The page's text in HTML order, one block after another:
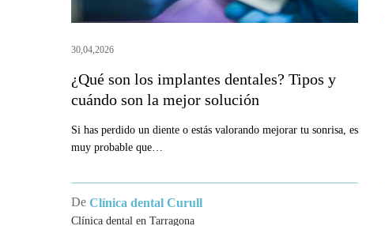
solución
30,04,2026
¿Qué son los implantes dentales? Tipos y
cuándo son la mejor solución
Si has perdido un diente o estás valorando mejorar tu sonrisa, es
muy probable que…
De Clínica dental Curull
Clínica dental en Tarragona